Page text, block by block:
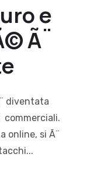
e
Ã¨
diventata
commerciali.
online, si Ã¨